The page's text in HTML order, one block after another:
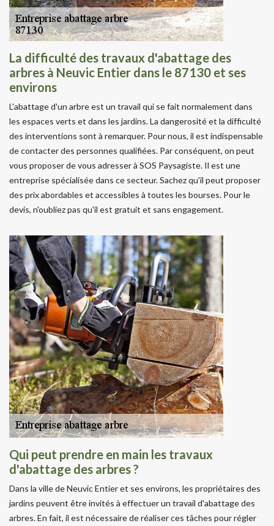
La difficulté des travaux d'abattage des
arbres à Neuvic Entier dans le 87130 et ses
environs
L'abattage d'un arbre est un travail qui se fait normalement dans
les espaces verts et dans les jardins. La dangerosité et la difficulté
des interventions sont à remarquer. Pour nous, il est indispensable
de contacter des personnes qualifiées. Par conséquent, on peut
vous proposer de vous adresser à SOS Paysagiste. Il est une
entreprise spécialisée dans ce secteur. Sachez qu'il peut proposer
des prix abordables et accessibles à toutes les bourses. Pour le
devis, n'oubliez pas qu'il est gratuit et sans engagement.
Qui peut prendre en main les travaux
d'abattage des arbres ?
Dans la ville de Neuvic Entier et ses environs, les propriétaires des
jardins peuvent être invités à effectuer un travail d'abattage des
arbres. En fait, il est nécessaire de réaliser ces tâches pour régler